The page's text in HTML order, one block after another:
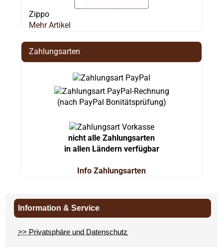
Zippo
Mehr Artikel
Zahlungsarten
(nach PayPal Bonitätsprüfung)
nicht alle Zahlungsarten
in allen Ländern verfügbar
Info Zahlungsarten
Information & Service
>> Privatsphäre und Datenschutz